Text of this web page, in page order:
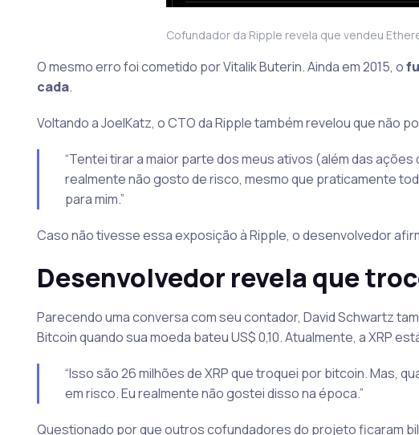
Cofundador da Ripple revela que vendeu
O mesmo erro foi cometido por Vitalik Buterin. Ainda em 2015, o
cada.
Voltando a JoelKatz, o CTO da Ripple também revelou que não
“Tentei tirar a maior parte dos meus ativos (além das
realmente não gosto de risco, mesmo que praticamente
para mim.”
Caso não tivesse essa exposição à Ripple, o desenvolvedor
Desenvolvedor revela que
Parecendo uma conversa com seu contador, David Schwartz
Bitcoin quando sua moeda bateu US$ 0,10. Atualmente, a XRP
“Isso são 26 milhões de XRP que troquei por bitcoin. Mas,
em risco. Eu realmente não gostei disso na época.”
Questionado por que outros cofundadores do projeto ficaram